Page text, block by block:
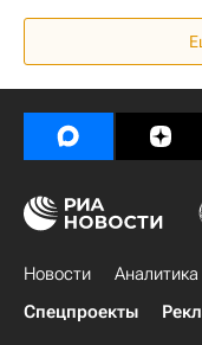
Коммерческая
Торговая
Новости Аналитика
Спецпроекты